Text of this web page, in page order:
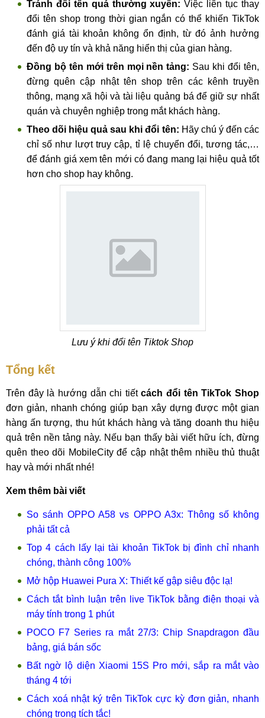
Tránh đổi tên quá thường xuyên: Việc liên tục thay
đổi tên shop trong thời gian ngắn có thể khiến TikTok
đánh giá tài khoản không ổn định, từ đó ảnh hưởng
đến độ uy tín và khả năng hiển thị của gian hàng.
Đồng bộ tên mới trên mọi nền tảng: Sau khi đổi tên,
đừng quên cập nhật tên shop trên các kênh truyền
thông, mạng xã hội và tài liệu quảng bá để giữ sự nhất
quán và chuyên nghiệp trong mắt khách hàng.
Theo dõi hiệu quả sau khi đổi tên: Hãy chú ý đến các
chỉ số như lượt truy cập, tỉ lệ chuyển đổi, tương tác,…
để đánh giá xem tên mới có đang mang lại hiệu quả tốt
hơn cho shop hay không.
Lưu ý khi đổi tên Tiktok Shop
Tổng kết
Trên đây là hướng dẫn chi tiếtcách đổi tên TikTok Shop
đơn giản, nhanh chóng giúp bạn xây dựng được một gian
hàng ấn tượng, thu hút khách hàng và tăng doanh thu hiệu
quả trên nền tảng này. Nếu bạn thấy bài viết hữu ích, đừng
quên theo dõi MobileCity để cập nhật thêm nhiều thủ thuật
hay và mới nhất nhé!
Xem thêm bài viết
So sánh OPPO A58 vs OPPO A3x: Thông số không
phải tất cả
Top 4 cách lấy lại tài khoản TikTok bị đình chỉ nhanh
chóng, thành công 100%
Mở hộp Huawei Pura X: Thiết kế gập siêu độc lạ!
Cách tắt bình luận trên live TikTok bằng điện thoại và
máy tính trong 1 phút
POCO F7 Series ra mắt 27/3: Chip Snapdragon đầu
bảng, giá bán sốc
Bất ngờ lộ diện Xiaomi 15S Pro mới, sắp ra mắt vào
tháng 4 tới
Cách xoá nhật ký trên TikTok cực kỳ đơn giản, nhanh
chóng trong tích tắc!